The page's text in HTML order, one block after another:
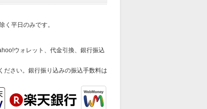
平日のみです。
ウォレット、代金引換、銀行振込
さい。銀行振り込みの振込手数料は